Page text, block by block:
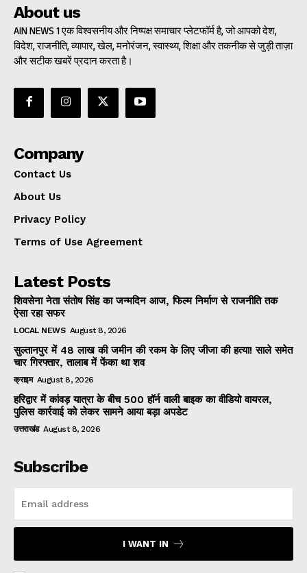
About us
AIN NEWS 1 एक विश्वसनीय और निष्पक्ष समाचार प्लेटफॉर्म है, जो आपको देश,
विदेश, राजनीति, व्यापार, खेल, मनोरंजन, स्वास्थ्य, शिक्षा और तकनीक से जुड़ी ताज़ा
और सटीक खबरें प्रदान करता है।
Company
Contact Us
About Us
Privacy Policy
Terms of Use Agreement
Latest Posts
शिवसेना नेता संतोष सिंह का जन्मदिन आज, फिल्म निर्माण से राजनीति तक
ऐसा रहा सफर
LOCAL NEWS August 8, 2026
सुल्तानपुर में 48 लाख की जमीन की रकम के लिए जीजा की हत्या! साले समेत
चार गिरफ्तार, तालाब में फेंका था शव
क्राइम August 8, 2026
हरिद्वार में कांवड़ यात्रा के बीच 500 हॉर्न वाली बाइक का वीडियो वायरल,
पुलिस कार्रवाई को लेकर सामने आया बड़ा अपडेट
उत्तराखंड August 8, 2026
Subscribe
I WANT IN